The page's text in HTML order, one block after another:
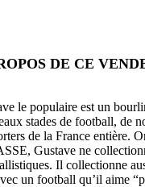
DE CE
le populaire est un
stades de football, de
de la France entière.
Gustave ne
Il collectionne
un football qu’il aime